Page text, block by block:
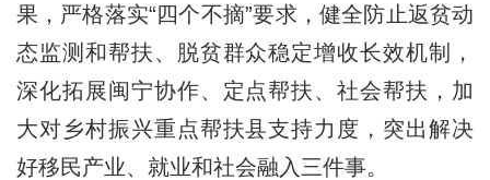
果，严格落实“四个不摘”要求，健全防止返贫动
态监测和帮扶、脱贫群众稳定增收长效机制，
深化拓展闽宁协作、定点帮扶、社会帮扶，加
大对乡村振兴重点帮扶县支持力度，突出解决
好移民产业、就业和社会融入三件事。